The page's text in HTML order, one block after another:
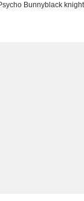
Bunnyblack knight